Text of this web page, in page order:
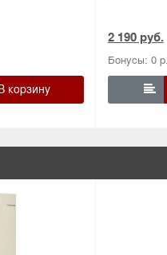
2 190 руб.
Бонусы: 0 р.
